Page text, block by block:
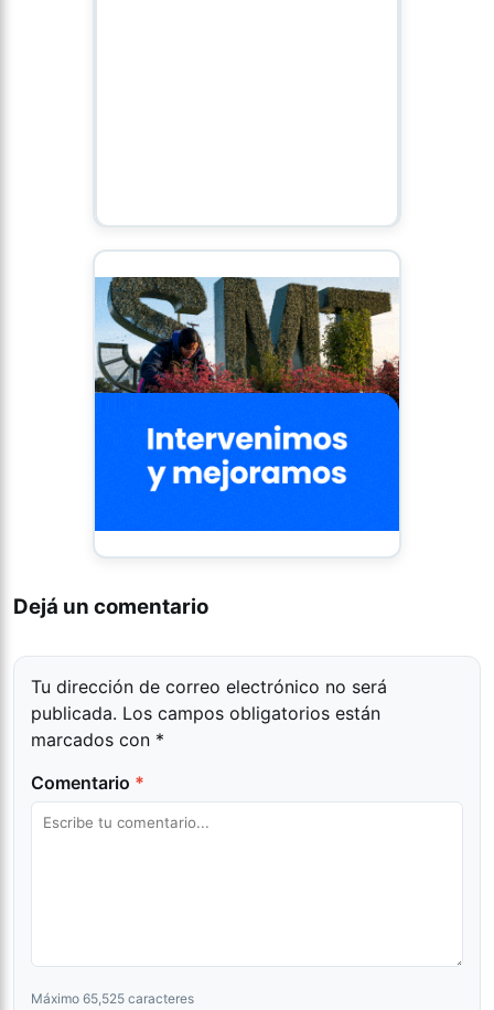
Dejá un comentario
Tu dirección de correo electrónico no será
publicada. Los campos obligatorios están
marcados con *
Comentario *
Máximo 65,525 caracteres